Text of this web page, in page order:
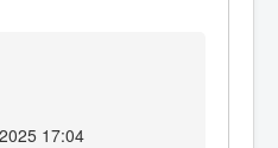
17:04